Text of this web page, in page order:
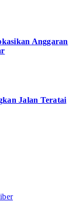
Anggaran
Jalan Teratai